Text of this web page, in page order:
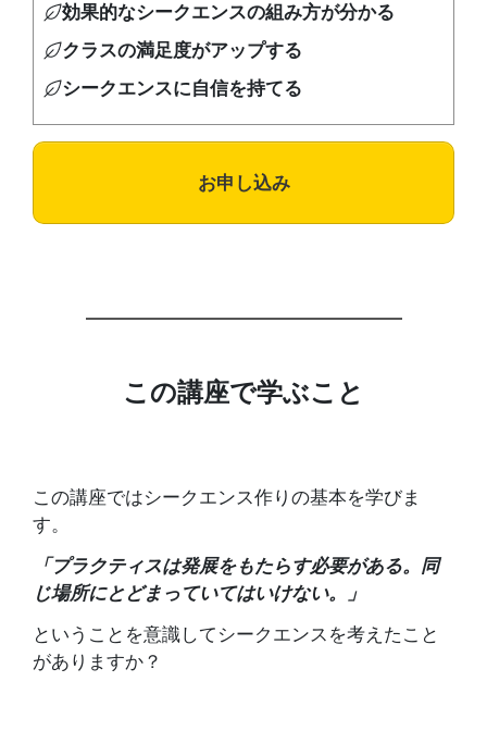
効果的なシークエンスの組み方が分かる
クラスの満足度がアップする
シークエンスに自信を持てる
お申し込み
この講座で学ぶこと
この講座ではシークエンス作り の基本を学びま
す。
「プラクティスは発展をもたらす必要がある。同
じ場所にとどまっていてはいけない。」
ということを意識してシークエンスを考えたこと
がありますか？